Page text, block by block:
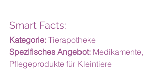
Smart Facts:
Kategorie: Tierapotheke
Spezifisches Angebot: Medikamente,
Pflegeprodukte für Kleintiere